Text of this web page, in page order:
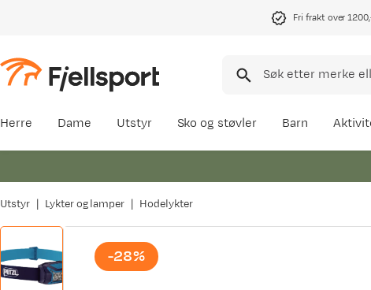
Fri frakt over
Herre Dame Utstyr Sko og støvler Barn
Utstyr Lykter og lamper Hodelykter
-28%